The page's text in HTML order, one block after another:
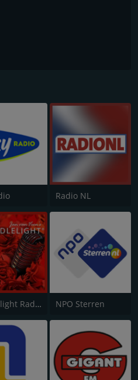
Radio NL
Candlelight Radio NPO Sterren